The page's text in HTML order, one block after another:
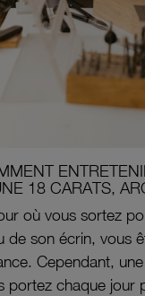
18 CARATS,
où vous sortez
de son écrin, vous
Cependant,
portez chaque jour